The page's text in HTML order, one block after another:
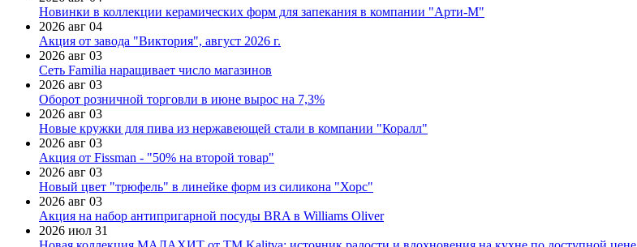
Новинки в коллекции керамических форм для запекания в компании "Арти-М"
2026 авг 04
Акция от завода "Виктория", август 2026 г.
2026 авг 03
Сеть Familia наращивает число магазинов
2026 авг 03
Оборот розничной торговли в июне вырос на 7,3%
2026 авг 03
Новые кружки для пива из нержавеющей стали в компании "Коралл"
2026 авг 03
Акция от Fissman - "50% на второй товар"
2026 авг 03
Новый цвет "трюфель" в линейке форм из силикона "Хорс"
2026 авг 03
Акция на набор антипригарной посуды BRA в Williams Oliver
2026 июл 31